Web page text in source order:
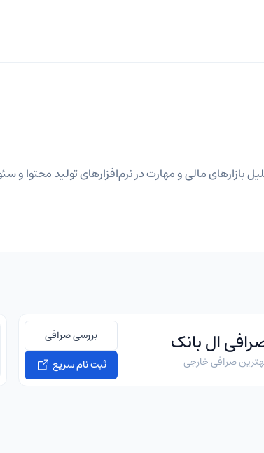
بازارهای مالی و مهارت در نرم‌افزارهای تولید محتوا و
ال بانک
صرافی خارجی
بررسی صرافی
ثبت نام سریع